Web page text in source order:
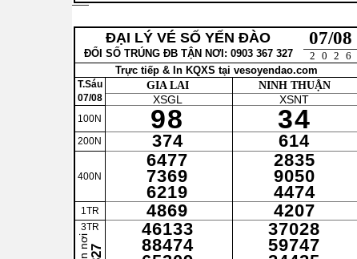
ĐẠI LÝ VÉ SỐ YẾN ĐÀO
ĐỔI SỐ TRÚNG ĐB TẬN NƠI: 0903 367 327
07/08
2026
Trực tiếp & In KQXS tại vesoyendao.com
T.Sáu
07/08
100N
200N
400N
1TR
3TR
GIA LAI
XSGL
98
374
6477
7369
6219
4869
46133
88474
NINH THUẬN
XSNT
34
614
2835
9050
4474
4207
37028
59747